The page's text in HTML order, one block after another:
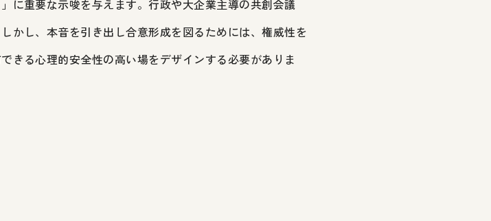
に重要な示唆を与えます。行政や大企業主導の共創会議
かし、本音を引き出し合意形成を図るためには、権威性を
きる心理的安全性の高い場をデザインする必要がありま